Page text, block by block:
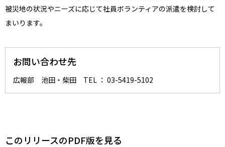
被災地の状況やニーズに応じて社員ボランティアの派遣を検討して
まいります。
お問い合わせ先
広報部 池田・柴田 TEL ： 03-5419-5102
このリリースのPDF版を見る